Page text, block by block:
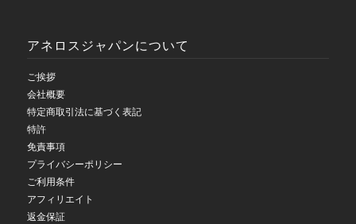
アネロスジャパンについて
ご挨拶
会社概要
特定商取引法に基づく表記
特許
免責事項
プライバシーポリシー
ご利用条件
アフィリエイト
返金保証